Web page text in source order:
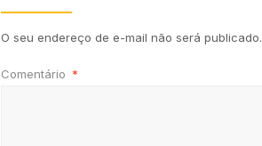
O seu endereço de e-mail não será publicado.
Comentário *